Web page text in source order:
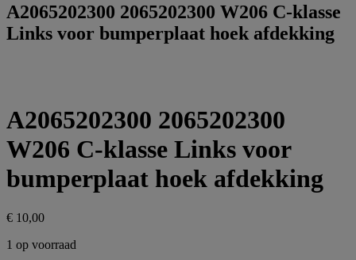
A2065202300 2065202300 W206 C-klasse
Links voor bumperplaat hoek afdekking
A2065202300 2065202300
W206 C-klasse Links voor
bumperplaat hoek afdekking
€ 10,00
1 op voorraad